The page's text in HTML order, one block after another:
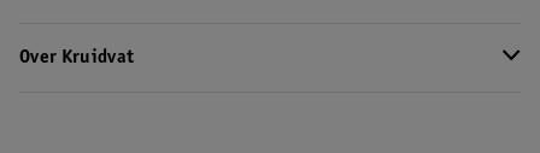
Over Kruidvat